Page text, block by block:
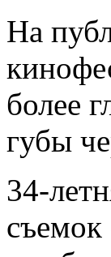
На
более
губы
34-
съемок